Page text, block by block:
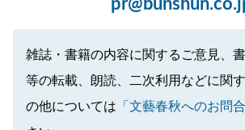
雑誌・書籍の内容に関するご意見、
等の転載、朗読、二次利用などに関
の他については 「文藝春秋へのお問合